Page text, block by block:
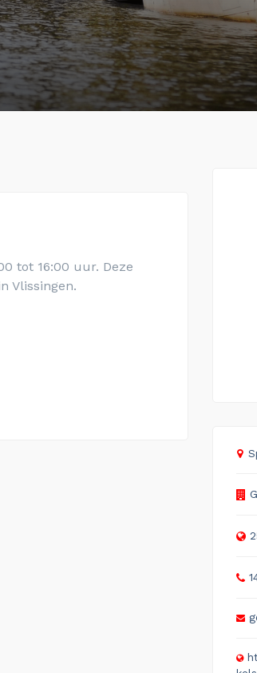
tot 16:00 uur. Deze
Vlissingen.